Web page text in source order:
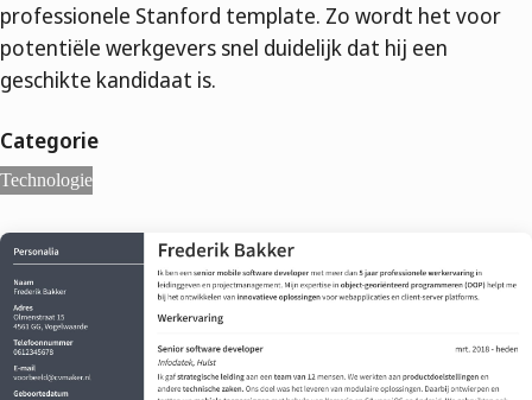
professionele Stanford template. Zo wordt het voor
potentiële werkgevers snel duidelijk dat hij een
geschikte kandidaat is.
Categorie
Technologie